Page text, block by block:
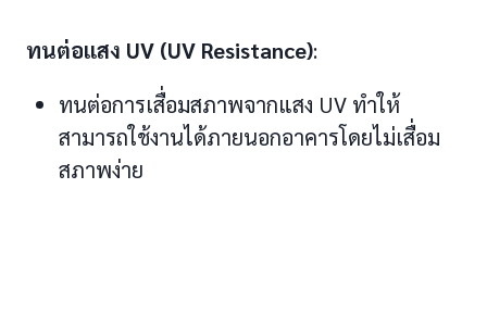
ทนต่อแสง UV (UV Resistance):
ทนต่อการเสื่อมสภาพจากแสง UV ทำให้
สามารถใช้งานได้ภายนอกอาคารโดยไม่เสื่อม
สภาพง่าย